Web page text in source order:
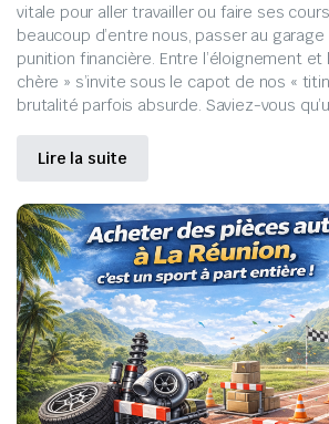
vitale pour aller travailler ou faire ses
beaucoup d’entre nous, passer au
punition financière. Entre l’éloignement et
chère » s’invite sous le capot de nos «
brutalité parfois absurde. Saviez-vous
Lire la suite